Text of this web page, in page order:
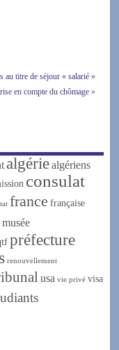
au titre de séjour « salarié »
en compte du chômage»
algériealgériens
consulat
france française
musée
préfecture
renouvellement
usa vie privé visa